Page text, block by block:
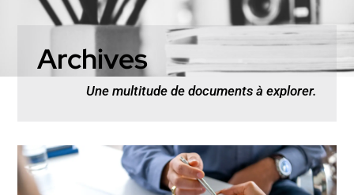
Archives
Une multitude de documents à explorer.